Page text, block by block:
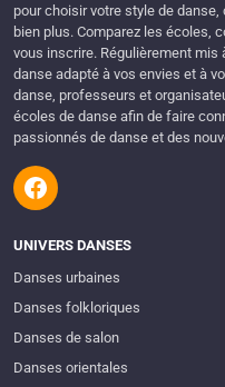
pour choisir votre style de
bien plus. Comparez les écoles,
vous inscrire. Régulièrement mis
danse adapté à vos envies et à
danse, professeurs et
écoles de danse afin de faire
passionnés de danse et des
UNIVERS DANSES
Danses urbaines
Danses folkloriques
Danses de salon
Danses orientales